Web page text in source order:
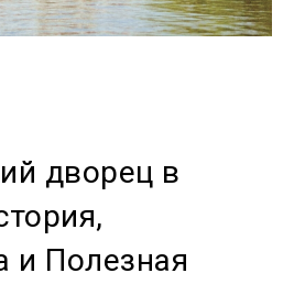
дворец в
и Полезная